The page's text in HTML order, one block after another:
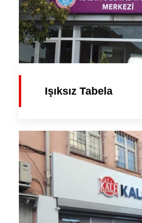
Işıksız Tabela